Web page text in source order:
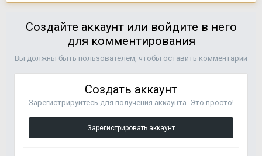
Создайте аккаунт или войдите в него
для комментирования
Вы должны быть пользователем, чтобы оставить комментарий
Создать аккаунт
Зарегистрируйтесь для получения аккаунта. Это просто!
Зарегистрировать аккаунт